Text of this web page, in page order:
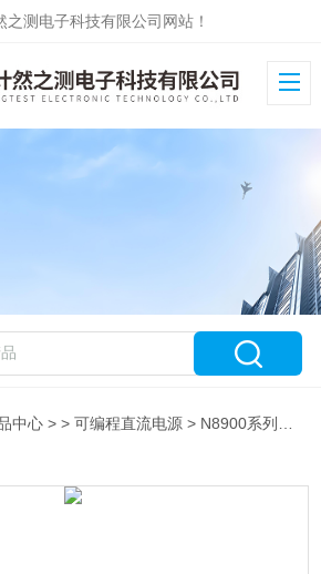
测电子科技有限公司网站！
中心 > >可编程直流电源 > N8900系列直流系统电源Keysight是德